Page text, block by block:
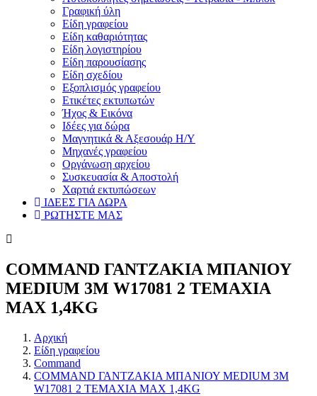
Γραφική ύλη
Είδη γραφείου
Είδη καθαριότητας
Είδη λογιστηρίου
Είδη παρουσίασης
Είδη σχεδίου
Εξοπλισμός γραφείου
Ετικέτες εκτυπωτών
Ήχος & Εικόνα
Ιδέες για δώρα
Μαγνητικά & Αξεσουάρ Η/Υ
Μηχανές γραφείου
Οργάνωση αρχείου
Συσκευασία & Αποστολή
Χαρτιά εκτυπώσεων
ΙΔΕΕΣ ΓΙΑ ΔΩΡΑ
ΡΩΤΗΣΤΕ ΜΑΣ
COMMAND ΓΑΝΤΖΑΚΙΑ ΜΠΑΝΙΟΥ
MEDIUM 3Μ W17081 2 ΤΕΜΑΧΙΑ
MAX 1,4KG
Αρχική
Είδη γραφείου
Command
COMMAND ΓΑΝΤΖΑΚΙΑ ΜΠΑΝΙΟΥ MEDIUM 3Μ
W17081 2 ΤΕΜΑΧΙΑ MAX 1,4KG